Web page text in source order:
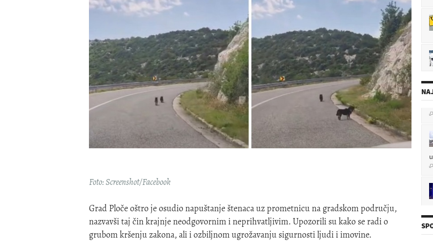
Foto: Screenshot/Facebook
Grad Ploče oštro je osudio napuštanje štenaca uz prometnicu na gradskom području,
nazvavši taj čin krajnje neodgovornim i neprihvatljivim. Upozorili su kako se radi o
grubom kršenju zakona, ali i ozbiljnom ugrožavanju sigurnosti ljudi i imovine.
